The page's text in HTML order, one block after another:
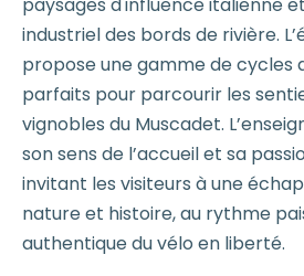
industriel des bords de rivière.
propose une gamme de cycles
parfaits pour parcourir les
vignobles du Muscadet.
son sens de l’accueil et sa
invitant les visiteurs à une
nature et histoire, au rythme
authentique du vélo en liberté.